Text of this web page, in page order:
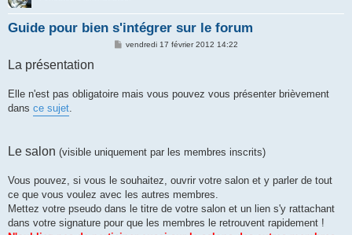
Guide pour bien s'intégrer sur le forum
M
g
e
vendredi 17 février 2012 14:22
La présentation
Elle n'est pas obligatoire mais vous pouvez vous présenter brièvement
dans ce sujet.
Le salon (visible uniquement par les membres inscrits)
Vous pouvez, si vous le souhaitez, ouvrir votre salon et y parler de tout
ce que vous voulez avec les autres membres.
Mettez votre pseudo dans le titre de votre salon et un lien s'y rattachant
dans votre signature pour que les membres le retrouvent rapidement !